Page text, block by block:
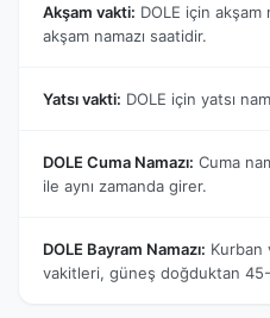
Akşam vakti: DOLE için akşam
akşam namazı saatidir.
Yatsı vakti: DOLE için yatsı
DOLE Cuma Namazı: Cuma
ile aynı zamanda girer.
DOLE Bayram Namazı: Kurban
vakitleri, güneş doğduktan